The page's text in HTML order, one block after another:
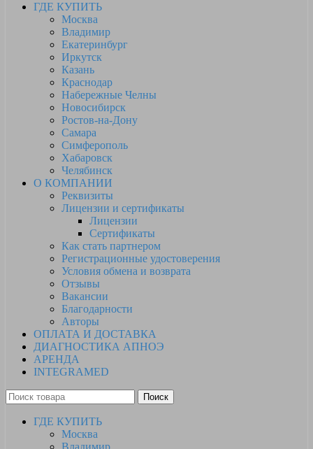
ГДЕ КУПИТЬ
Москва
Владимир
Екатеринбург
Иркутск
Казань
Краснодар
Набережные Челны
Новосибирск
Ростов-на-Дону
Самара
Симферополь
Хабаровск
Челябинск
О КОМПАНИИ
Реквизиты
Лицензии и сертификаты
Лицензии
Сертификаты
Как стать партнером
Регистрационные удостоверения
Условия обмена и возврата
Отзывы
Вакансии
Благодарности
Авторы
ОПЛАТА И ДОСТАВКА
ДИАГНОСТИКА АПНОЭ
АРЕНДА
INTEGRAMED
Поиск
ГДЕ КУПИТЬ
Москва
Владимир